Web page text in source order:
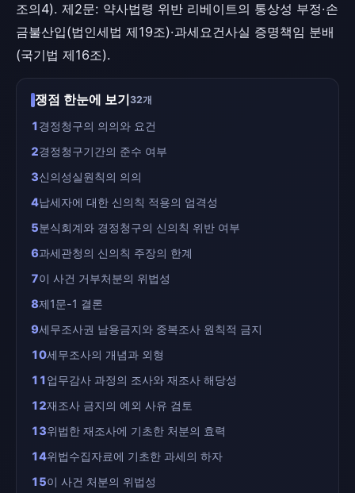
조의4). 제2문: 약사법령 위반 리베이트의 통상성 부정·손
금불산입(법인세법 제19조)·과세요건사실 증명책임 분배
(국기법 제16조).
쟁점 한눈에 보기32개
1경정청구의 의의와 요건
2경정청구기간의 준수 여부
3신의성실원칙의 의의
4납세자에 대한 신의칙 적용의 엄격성
5분식회계와 경정청구의 신의칙 위반 여부
6과세관청의 신의칙 주장의 한계
7이 사건 거부처분의 위법성
8제1문-1 결론
9세무조사권 남용금지와 중복조사 원칙적 금지
10세무조사의 개념과 외형
11업무감사 과정의 조사와 재조사 해당성
12재조사 금지의 예외 사유 검토
13위법한 재조사에 기초한 처분의 효력
14위법수집자료에 기초한 과세의 하자
15이 사건 처분의 위법성